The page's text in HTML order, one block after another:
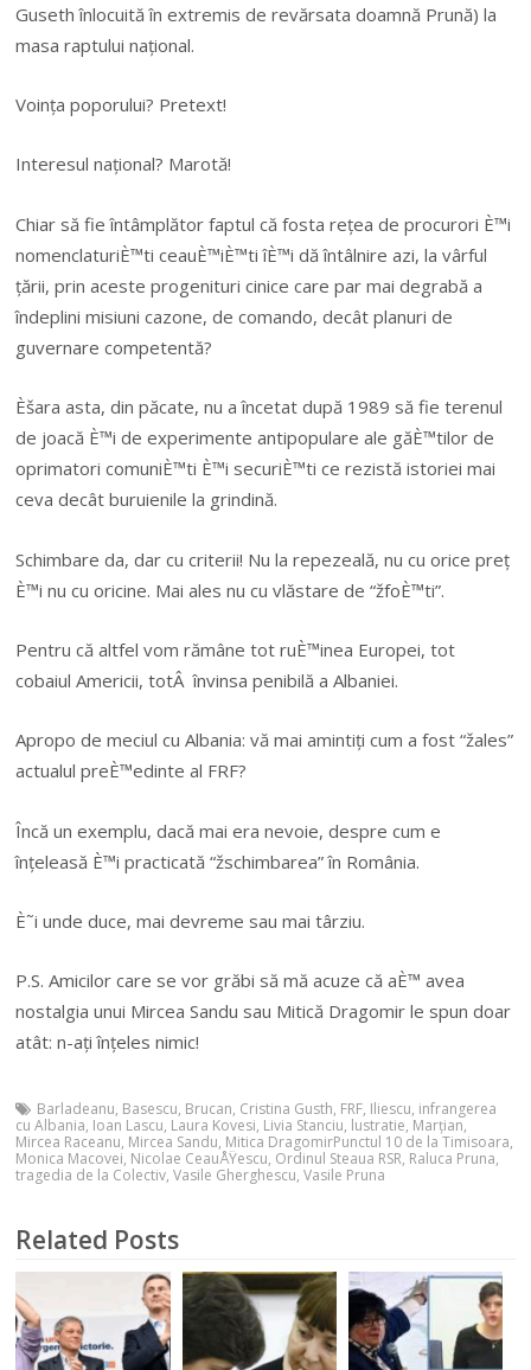
Guseth înlocuită în extremis de revărsata doamnă Prună) la
masa raptului național.
Voința poporului? Pretext!
Interesul național? Marotă!
Chiar să fie întâmplător faptul că fosta rețea de procurori È™i
nomenclaturiÈ™ti ceauÈ™iÈ™ti îÈ™i dă întâlnire azi, la vârful
țării, prin aceste progenituri cinice care par mai degrabă a
îndeplini misiuni cazone, de comando, decât planuri de
guvernare competentă?
Èšara asta, din păcate, nu a încetat după 1989 să fie terenul
de joacă È™i de experimente antipopulare ale găÈ™tilor de
oprimatori comuniÈ™ti È™i securiÈ™ti ce rezistă istoriei mai
ceva decât buruienile la grindină.
Schimbare da, dar cu criterii! Nu la repezeală, nu cu orice preț
È™i nu cu oricine. Mai ales nu cu vlăstare de “žfoÈ™ti”.
Pentru că altfel vom rămâne tot ruÈ™inea Europei, tot
cobaiul Americii, totÂ învinsa penibilă a Albaniei.
Apropo de meciul cu Albania: vă mai amintiți cum a fost “žales”
actualul preÈ™edinte al FRF?
Încă un exemplu, dacă mai era nevoie, despre cum e
înțeleasă È™i practicată “žschimbarea” în România.
È˜i unde duce, mai devreme sau mai târziu.
P.S. Amicilor care se vor grăbi să mă acuze că aÈ™ avea
nostalgia unui Mircea Sandu sau Mitică Dragomir le spun doar
atât: n-ați înțeles nimic!
Barladeanu, Basescu, Brucan, Cristina Gusth, FRF, Iliescu, infrangerea
cu Albania, Ioan Lascu, Laura Kovesi, Livia Stanciu, lustratie, Marțian,
Mircea Raceanu, Mircea Sandu, Mitica DragomirPunctul 10 de la Timisoara,
Monica Macovei, Nicolae CeauÅŸescu, Ordinul Steaua RSR, Raluca Pruna,
tragedia de la Colectiv,Vasile Gherghescu,Vasile Pruna
Related Posts